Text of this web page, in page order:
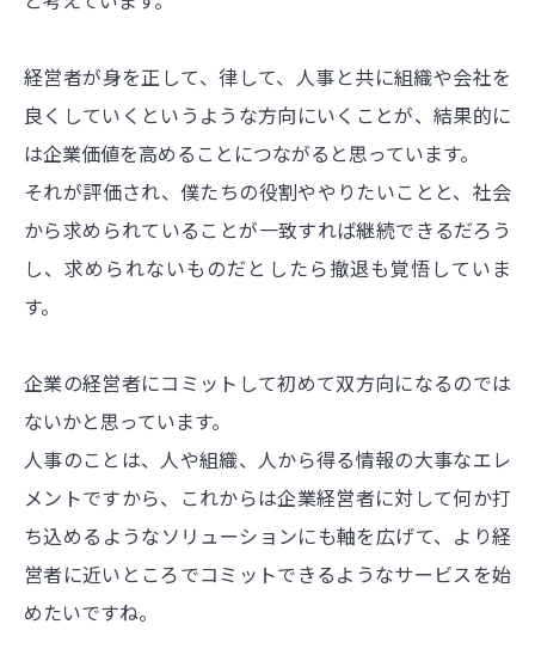
経営者が身を正して、律して、人事と共に組織や会社を
良くしていくというような方向にいくことが、結果的に
は企業価値を高めることにつながると思っています。
それが評価され、僕たちの役割ややりたいことと、社会
から求められていることが一致すれば継続できるだろう
し、求められないものだとしたら撤退も覚悟していま
す。
企業の経営者にコミットして初めて双方向になるのでは
ないかと思っています。
人事のことは、人や組織、人から得る情報の大事なエレ
メントですから、これからは企業経営者に対して何か打
ち込めるようなソリューションにも軸を広げて、より経
営者に近いところでコミットできるようなサービスを始
めたいですね。